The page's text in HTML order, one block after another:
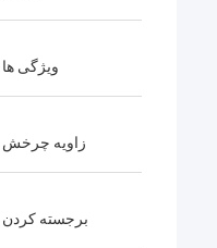
ویژگی ها
زاویه چرخش
برجسته کردن